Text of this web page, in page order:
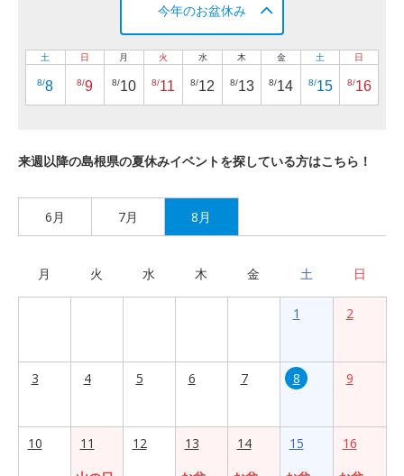
今年のお盆休み
土
8/8
日
8/9
月
8/10
火
8/11
水
8/12
木
8/13
金
8/14
土
8/15
日
8/16
来週以降の島根県の夏休みイベントを探している方はこちら！
6月 7月 8月
月 火 水 木 金 土 日
1 2
3 4 5 6 7 8 9
10
11
12
13
14
15
16